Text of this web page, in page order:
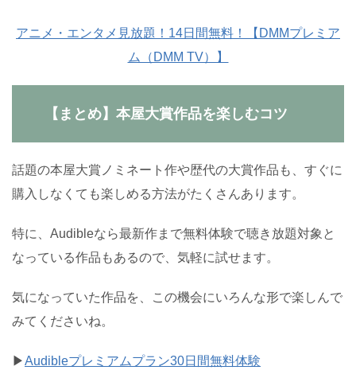
アニメ・エンタメ見放題！14日間無料！【DMMプレミア
ム（DMM TV）】
【まとめ】本屋大賞作品を楽しむコツ
話題の本屋大賞ノミネート作や歴代の大賞作品も、すぐに
購入しなくても楽しめる方法がたくさんあります。
特に、Audibleなら最新作まで無料体験で聴き放題対象と
なっている作品もあるので、気軽に試せます。
気になっていた作品を、この機会にいろんな形で楽しんで
みてくださいね。
▶︎Audibleプレミアムプラン30日間無料体験